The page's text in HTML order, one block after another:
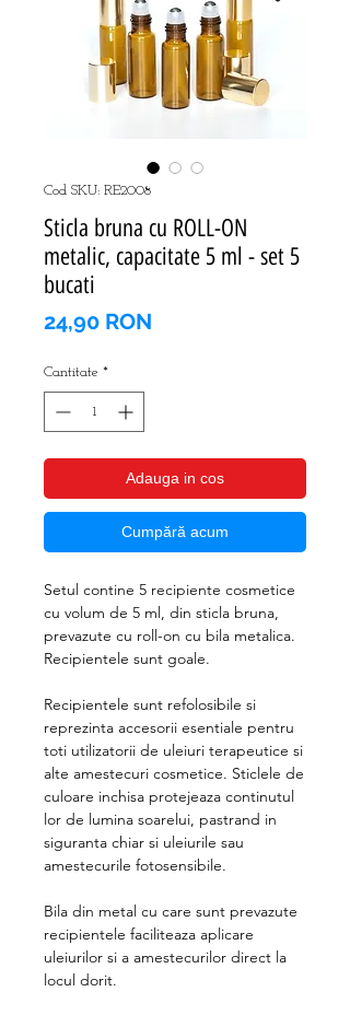
Cod SKU: RE2008
Sticla bruna cu ROLL-ON
metalic, capacitate 5 ml - set 5
bucati
24,90 RON
Cantitate *
Adauga in cos
Cumpără acum
Setul contine 5 recipiente cosmetice
cu volum de 5 ml, din sticla bruna,
prevazute cu roll-on cu bila metalica.
Recipientele sunt goale.
Recipientele sunt refolosibile si
reprezinta accesorii esentiale pentru
toti utilizatorii de uleiuri terapeutice si
alte amestecuri cosmetice. Sticlele de
culoare inchisa protejeaza continutul
lor de lumina soarelui, pastrand in
siguranta chiar si uleiurile sau
amestecurile fotosensibile.
Bila din metal cu care sunt prevazute
recipientele faciliteaza aplicare
uleiurilor si a amestecurilor direct la
locul dorit.